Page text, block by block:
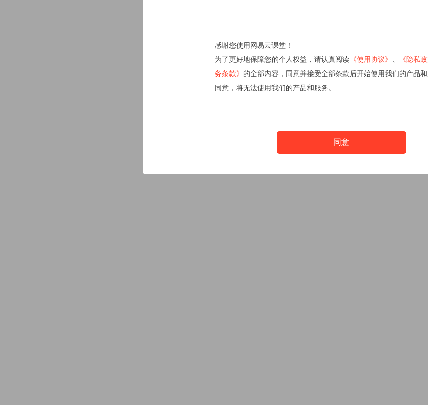
感谢您使用网易云课堂！
为了更好地保障您的个人权益，请认真阅读 《使用协议》 《隐私政
务条款》 的全部内容，同意并接受全部条款后开始使用我们的产品
同意，将无法使用我们的产品和服务。
同意